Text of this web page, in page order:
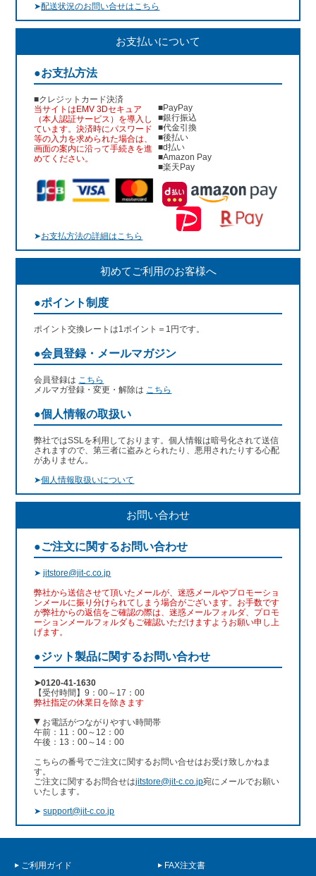
➤配送状況のお問い合せはこちら
お支払いについて
●お支払方法
■クレジットカード決済
当サイトはEMV 3Dセキュア
（本人認証サービス）を導入し
ています。決済時にパスワード
等の入力を求められた場合は、
画面の案内に沿って手続きを進
めてください。
■PayPay
■銀行振込
■代金引換
■後払い
■d払い
■Amazon Pay
■楽天Pay
➤お支払方法の詳細はこちら
初めてご利用のお客様へ
●ポイント制度
ポイント交換レートは1ポイント＝1円です。
●会員登録・メールマガジン
会員登録は こちら
メルマガ登録・変更・解除は こちら
●個人情報の取扱い
弊社ではSSLを利用しております。個人情報は暗号化されて送信
されますので、第三者に盗みとられたり、悪用されたりする心配
がありません。
➤個人情報取扱いについて
お問い合わせ
●ご注文に関するお問い合わせ
➤jitstore@jit-c.co.jp
弊社から送信させて頂いたメールが、迷惑メールやプロモーショ
ンメールに振り分けられてしまう場合がございます。お手数です
が弊社からの返信をご確認の際は、迷惑メールフォルダ、プロモ
ーションメールフォルダもご確認いただけますようお願い申し上
げます。
●ジット製品に関するお問い合わせ
➤0120-41-1630
【受付時間】9：00～17：00
弊社指定の休業日を除きます
お電話がつながりやすい時間帯
午前：11：00～12：00
午後：13：00～14：00
こちらの番号でご注文に関するお問い合せはお受け致しかねま
す。
ご注文に関するお問合せはjitstore@jit-c.co.jp宛にメールでお願い
いたします。
➤support@jit-c.co.jp
ご利用ガイド FAX注文書